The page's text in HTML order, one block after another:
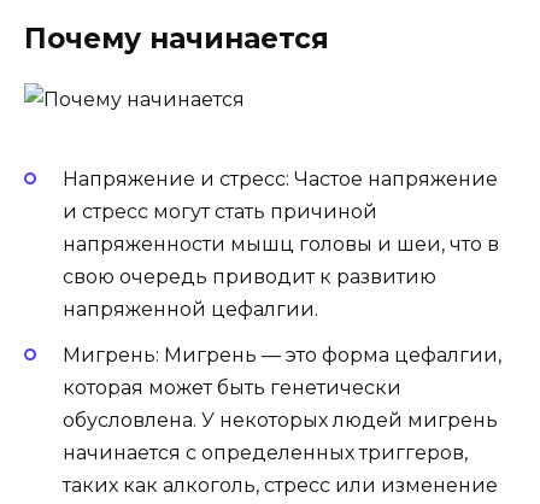
Почему начинается
Напряжение и стресс: Частое напряжение
и стресс могут стать причиной
напряженности мышц головы и шеи, что в
свою очередь приводит к развитию
напряженной цефалгии.
Мигрень: Мигрень — это форма цефалгии,
которая может быть генетически
обусловлена. У некоторых людей мигрень
начинается с определенных триггеров,
таких как алкоголь, стресс или изменение